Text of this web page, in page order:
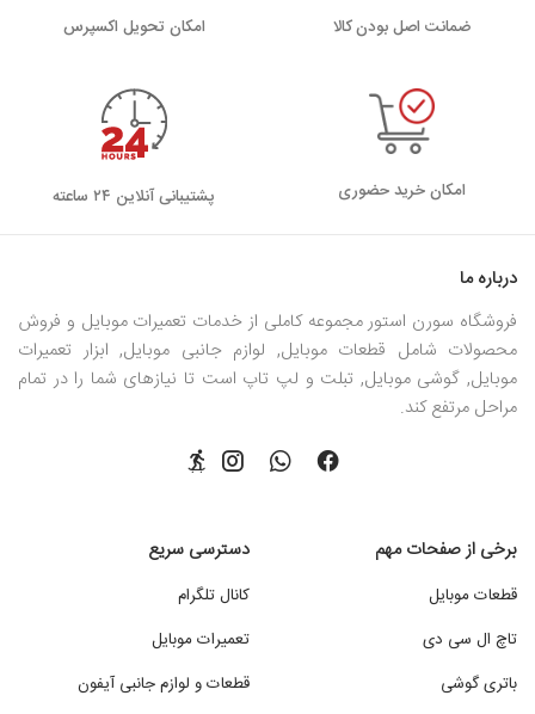
ضمانت اصل بودن کالا اﻣﮑﺎن ﺗﺤﻮﯾﻞ اﮐﺴﭙﺮس
امکان خرید حضوری پشتیبانی آنلاین ۲۴ ساعته
درباره ما
فروشگاه سورن استور مجموعه کاملی از خدمات تعمیرات موبایل و فروش
محصولات شامل قطعات موبایل, لوازم جانبی موبایل, ابزار تعمیرات
موبایل, گوشی موبایل, تبلت و لپ تاپ است تا نیازهای شما را در تمام
مراحل مرتفع کند.
برخی از صفحات مهم
قطعات موبایل
تاچ ال سی دی
باتری گوشی
دسترسی سریع
کانال تلگرام
تعمیرات موبایل
قطعات و لوازم جانبی آیفون